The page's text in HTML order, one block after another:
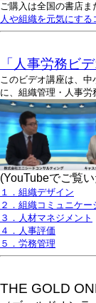
ご購入は全国の書店ま
人や組織を元気にす
「人事労務ビ
このビデオ講座は、
に、組織管理・人事労
(YouTubeでご覧い
１．組織デザイン
２．組織コミュニケー
３．人材マネジメント
４．人事評価
５．労務管理
THE GOLD